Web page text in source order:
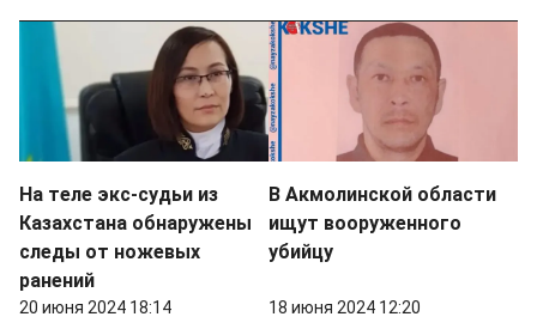
На теле экс-судьи из
Казахстана обнаружены
следы от ножевых
ранений
20 июня 2024 18:14
В Акмолинской области
ищут вооруженного
убийцу
18 июня 2024 12:20